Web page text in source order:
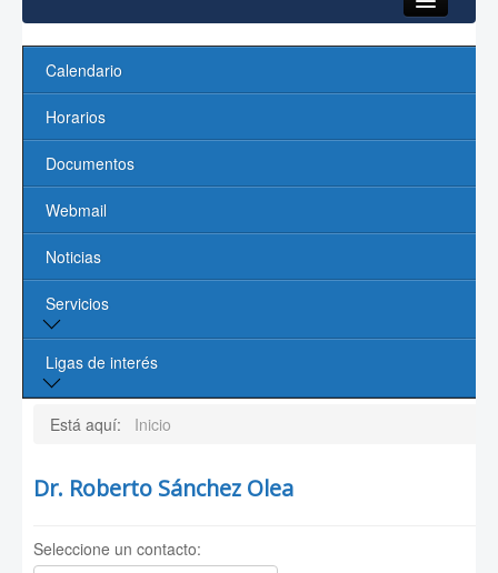
Inicio
Acerca del PCI
Maestría
Profesores
Líneas de Investigación
Contacto
Calendario
Horarios
Documentos
Webmail
Noticias
Servicios
Biblioteca
Ligas de interés
Página de la UASLP
Sociedad Mexicana de Física
Está aquí: Inicio
Dr. Roberto Sánchez Olea
Seleccione un contacto: